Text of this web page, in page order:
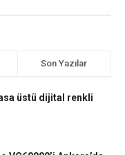
Son Yazılar
üstü dijital renkli